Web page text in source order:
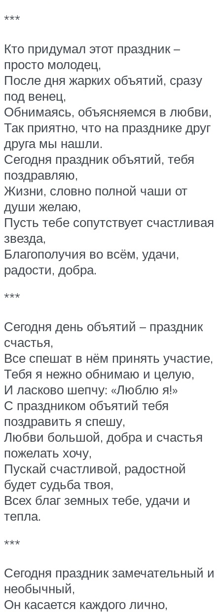
***
Кто придумал этот праздник –
просто молодец,
После дня жарких объятий, сразу
под венец,
Обнимаясь, объясняемся в любви,
Так приятно, что на празднике друг
друга мы нашли.
Сегодня праздник объятий, тебя
поздравляю,
Жизни, словно полной чаши от
души желаю,
Пусть тебе сопутствует счастливая
звезда,
Благополучия во всём, удачи,
радости, добра.
***
Сегодня день объятий – праздник
счастья,
Все спешат в нём принять участие,
Тебя я нежно обнимаю и целую,
И ласково шепчу: «Люблю я!»
С праздником объятий тебя
поздравить я спешу,
Любви большой, добра и счастья
пожелать хочу,
Пускай счастливой, радостной
будет судьба твоя,
Всех благ земных тебе, удачи и
тепла.
***
Сегодня праздник замечательный и
необычный,
Он касается каждого лично,